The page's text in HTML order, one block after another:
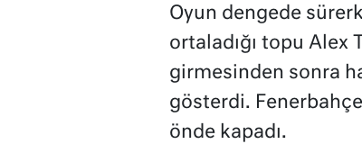
Oyun dengede
ortaladığı topu Alex
girmesinden sonra
gösterdi.
önde kapadı.